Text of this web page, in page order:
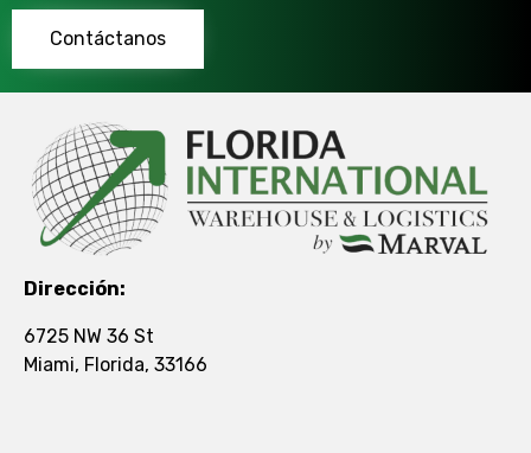
Contáctanos
Dirección:
6725 NW 36 St
Miami, Florida, 33166